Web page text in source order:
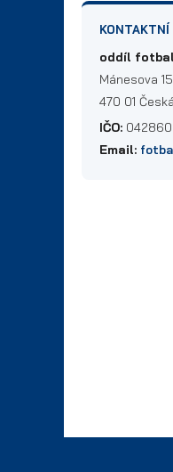
KONTAKTNÍ
oddíl
Mánesova
470 01
IČO:
Email: